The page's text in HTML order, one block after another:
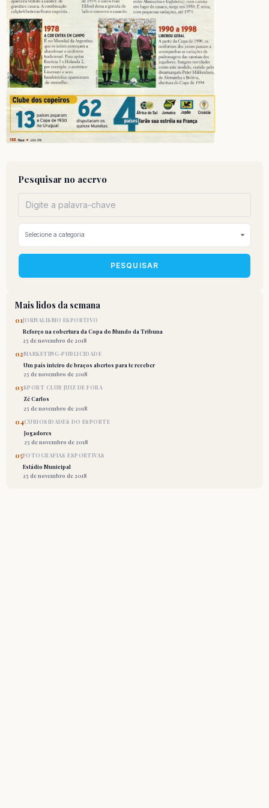
Pesquisar no acervo
PESQUISAR
Mais lidos da semana
01JORNALISMO ESPORTIVO
Reforço na cobertura da Copa do Mundo da Tribuna
25 de novembro de 2018
02MARKETING-PUBLICIDADE
Um país inteiro de braços abertos para te receber
25 de novembro de 2018
03SPORT CLUB JUIZ DE FORA
Zé Carlos
25 de novembro de 2018
04CURIOSIDADES DO ESPORTE
Jogadores
25 de novembro de 2018
05FOTOGRAFIAS ESPORTIVAS
Estádio Municipal
25 de novembro de 2018